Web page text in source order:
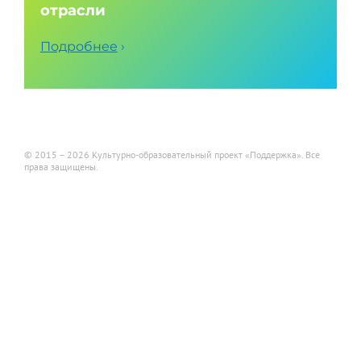
отрасли
Подробнее ›
© 2015 – 2026 Культурно-образовательный проект «Поддержка». Все
права защищены.